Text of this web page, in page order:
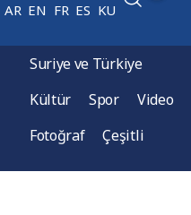
AR EN FR ES KU
Suriye ve Türkiye
Kültür
Spor
Video
Fotoğraf
Çeşitli